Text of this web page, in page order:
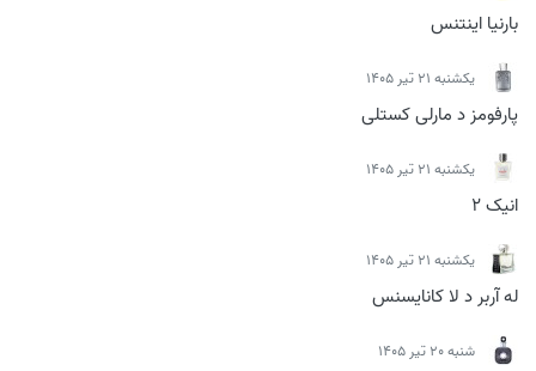
بارنیا اینتنس
يكشنبه 21 تیر 1405
پارفومز د مارلی کستلی
يكشنبه 21 تیر 1405
انیک 2
يكشنبه 21 تیر 1405
له آربر د لا کانایسنس
شنبه 20 تیر 1405